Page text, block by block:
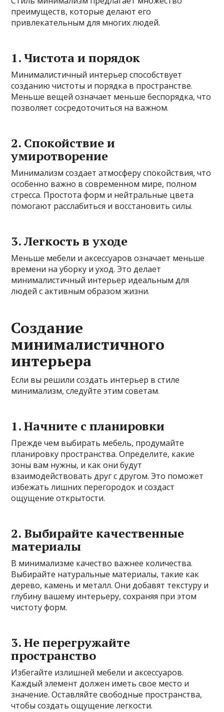
преимуществ, которые делают его
привлекательным для многих людей.
1. Чистота и порядок
Минималистичный интерьер способствует
созданию чистоты и порядка в пространстве.
Меньше вещей означает меньше беспорядка, что
позволяет сосредоточиться на важном.
2. Спокойствие и
умиротворение
Минимализм создает атмосферу спокойствия, что
особенно важно в современном мире, полном
стресса. Простота форм и нейтральные цвета
помогают расслабиться и восстановить силы.
3. Легкость в уходе
Меньше мебели и аксессуаров означает меньше
времени на уборку и уход. Это делает
минималистичный интерьер идеальным для
людей с активным образом жизни.
Создание
минималистичного
интерьера
Если вы решили создать интерьер в стиле
минимализм, следуйте этим советам.
1. Начните с планировки
Прежде чем выбирать мебель, продумайте
планировку пространства. Определите, какие
зоны вам нужны, и как они будут
взаимодействовать друг с другом. Это поможет
избежать лишних перегородок и создаст
ощущение открытости.
2. Выбирайте качественные
материалы
В минимализме качество важнее количества.
Выбирайте натуральные материалы, такие как
дерево, камень и металл. Они добавят текстуру и
глубину вашему интерьеру, сохраняя при этом
чистоту форм.
3. Не перегружайте
пространство
Избегайте излишней мебели и аксессуаров.
Каждый элемент должен иметь свое место и
значение. Оставляйте свободные пространства,
чтобы создать ощущение легкости.